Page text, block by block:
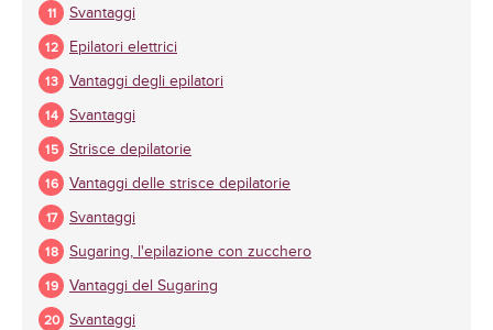
Svantaggi
Epilatori elettrici
Vantaggi degli epilatori
Svantaggi
Strisce depilatorie
Vantaggi delle strisce depilatorie
Svantaggi
Sugaring, l'epilazione con zucchero
Vantaggi del Sugaring
Svantaggi